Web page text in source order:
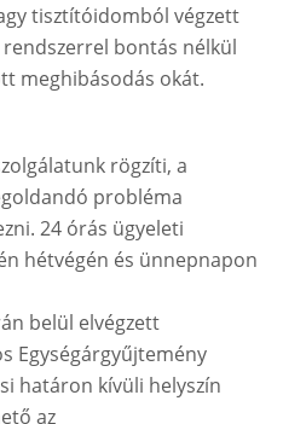
tisztítóidomból végzett
bontás nélkül
meghibásodás okát.
rögzíti, a
probléma
24 órás ügyeleti
hétvégén és ünnepnapon
belül elvégzett
Egységárgyűjtemény
határon kívüli helyszín
az